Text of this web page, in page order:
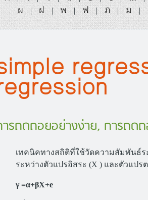
ผ | ฝ | พ | ฟ | ภ | ม |
รถดถอยอย่างง่าย, การถดถ
เทคนิคทางสถิติที่ใช้วัดความสัมพันธ์
ระหว่างตัวแปรอิสระ (X ) และตัวแปร
γ =α+βX+e